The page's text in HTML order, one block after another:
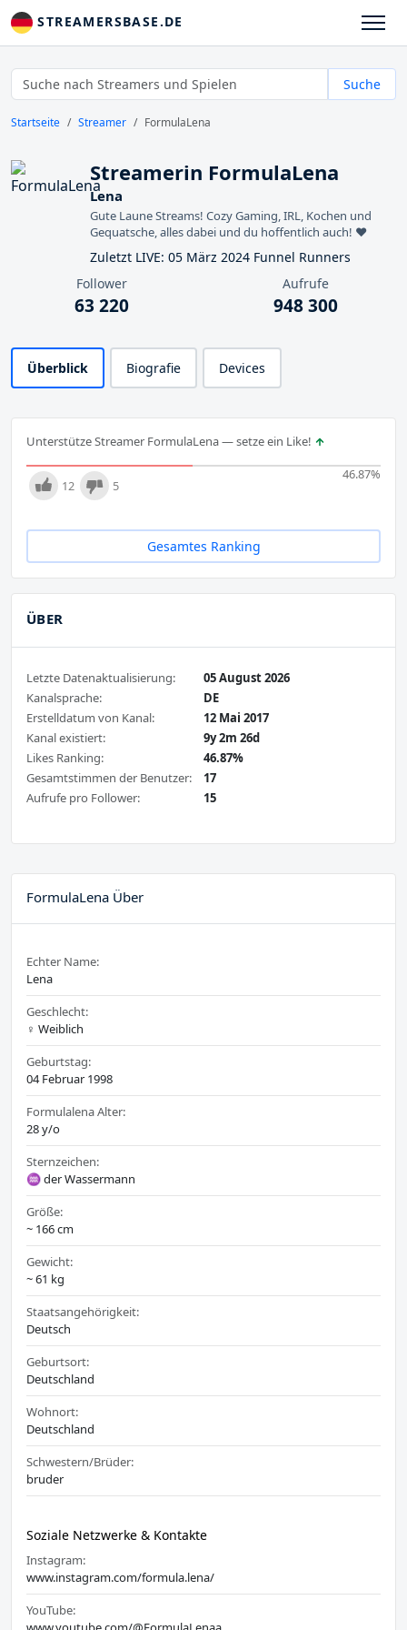
STREAMERSBASE.DE
Suche
Startseite Streamer FormulaLena
Streamerin FormulaLena
Lena
Gute Laune Streams! Cozy Gaming, IRL, Kochen und
Gequatsche, alles dabei und du hoffentlich auch! ❤️
Zuletzt LIVE: 05 März 2024 Funnel Runners
Follower
63 220
Aufrufe
948 300
Überblick Biografie Devices
Unterstütze Streamer FormulaLena — setze ein Like!
46.87%
12 5
Gesamtes Ranking
ÜBER
Letzte Datenaktualisierung:
05 August 2026
Kanalsprache:
DE
Erstelldatum von Kanal:
12 Mai 2017
Kanal existiert:
9y 2m 26d
Likes Ranking:
46.87%
Gesamtstimmen der Benutzer:
17
Aufrufe pro Follower:
15
FormulaLena Über
Echter Name:
Lena
Geschlecht:
♀️ Weiblich
Geburtstag:
04 Februar 1998
Formulalena Alter:
28 y/o
Sternzeichen:
♒ der Wassermann
Größe:
~ 166 cm
Gewicht:
~ 61 kg
Staatsangehörigkeit:
Deutsch
Geburtsort:
Deutschland
Wohnort:
Deutschland
Schwestern/Brüder:
bruder
Soziale Netzwerke & Kontakte
Instagram:
www.instagram.com/formula.lena/
YouTube: